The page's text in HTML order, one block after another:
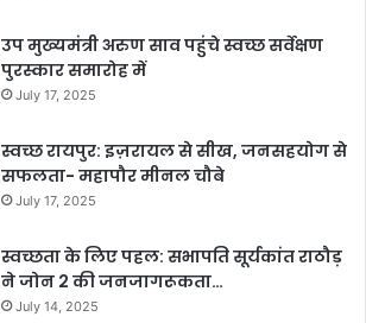
उप मुख्यमंत्री अरुण साव पहुंचे स्वच्छ सर्वेक्षण
पुरस्कार समारोह में
July 17, 2025
स्वच्छ रायपुर: इज़रायल से सीख, जनसहयोग से
सफलता- महापौर मीनल चौबे
July 17, 2025
स्वच्छता के लिए पहल: सभापति सूर्यकांत राठौड़
ने जोन 2 की जनजागरूकता…
July 14, 2025